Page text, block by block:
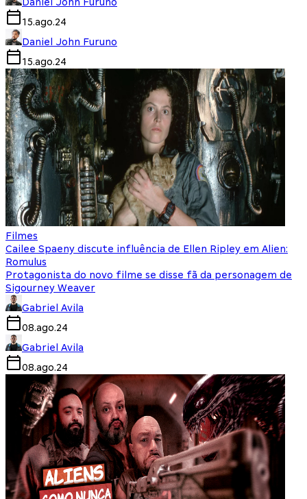
Daniel John Furuno
15.ago.24
Daniel John Furuno
15.ago.24
Filmes
Cailee Spaeny discute influência de Ellen Ripley em Alien:
Romulus
Protagonista do novo filme se disse fã da personagem de
Sigourney Weaver
Gabriel Avila
08.ago.24
Gabriel Avila
08.ago.24